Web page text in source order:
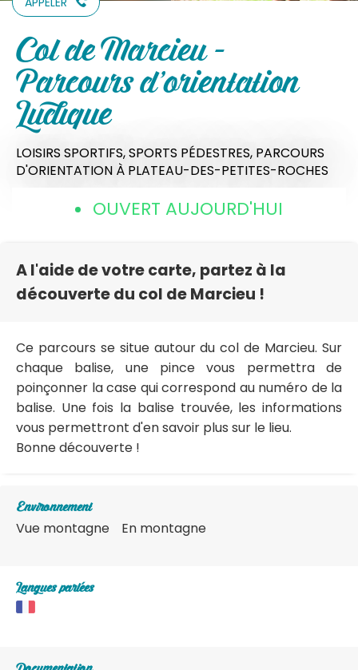
Col de Marcieu -
Parcours d'orientation
Ludique
LOISIRS SPORTIFS,SPORTS PÉDESTRES, PARCOURS
D'ORIENTATION À PLATEAU-DES-PETITES-ROCHES
OUVERT AUJOURD'HUI
A l'aide de votre carte, partez à la
découverte du col de Marcieu !
Ce parcours se situe autour du col de Marcieu. Sur
chaque balise, une pince vous permettra de
poinçonner la case qui correspond au numéro de la
balise. Une fois la balise trouvée, les informations
vous permettront d'en savoir plus sur le lieu.
Bonne découverte !
Environnement
Vue montagne En montagne
Langues parlées